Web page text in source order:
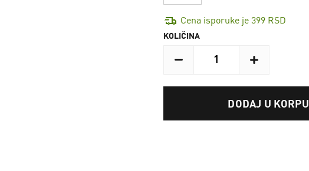
Cena isporuke je 399 RSD
KOLIČINA
DODAJ U KORPU